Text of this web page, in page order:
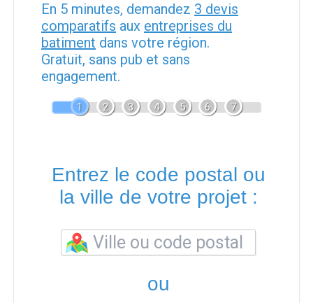
En 5 minutes, demandez 3 devis
comparatifs aux entreprises du
batiment dans votre région.
Gratuit, sans pub et sans
engagement.
1 2 3 4 5 6 7
Entrez le code postal ou
la ville de votre projet :
ou